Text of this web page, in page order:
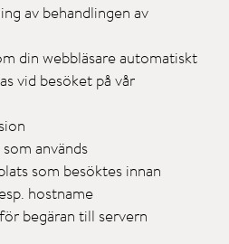
av behandlingen av
din webbläsare automatiskt
vid besöket på vår
används
som besöktes innan
hostname
begäran till servern